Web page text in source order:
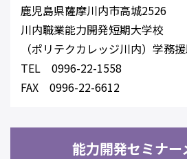
鹿児島県薩摩川内市高城2526
川内職業能力開発短期大学校
（ポリテクカレッジ川内）学務
TEL 0996-22-1558
FAX 0996-22-6612
能力開発セミナー